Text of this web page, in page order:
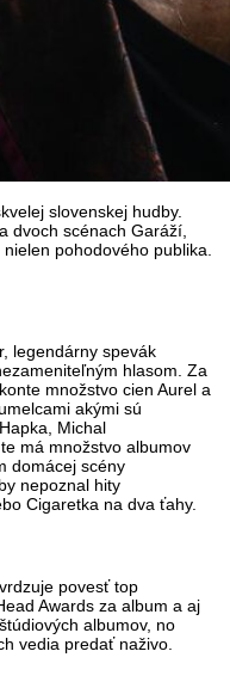
slovenskej hudby.
dvoch scénach Garáží,
pohodového publika.
legendárny spevák
hlasom. Za
množstvo cien Aurel a
akými sú
Michal
má množstvo albumov
domácej scény
nepoznal hity
Cigaretka na dva ťahy.
povesť top
Awards za album a aj
albumov, no
vedia predať naživo.